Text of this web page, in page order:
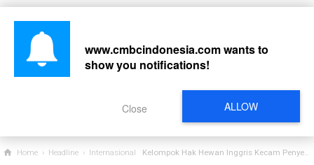
Home › Headline › Internasional Kelompok Hak Hewan Inggris Kecam Penyembelihan Hewan Halal, Minta Dipingsankan Lebih Dulu
www.cmbcindonesia.comwants to
show you notifications!
ALLOW
Close